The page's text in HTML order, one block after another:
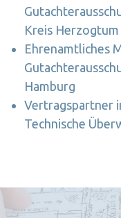
Kreis
Ehrenamtliches
Hamburg
Vertragspartner
Technische